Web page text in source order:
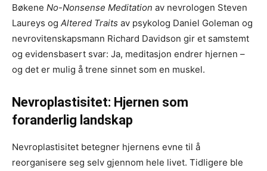
Bøkene No-Nonsense Meditation av nevrologen Steven
Laureys og Altered Traits av psykolog Daniel Goleman og
nevrovitenskapsmann Richard Davidson gir et samstemt
og evidensbasert svar: Ja, meditasjon endrer hjernen –
og det er mulig å trene sinnet som en muskel.
Nevroplastisitet: Hjernen som
foranderlig landskap
Nevroplastisitet betegner hjernens evne til å
reorganisere seg selv gjennom hele livet. Tidligere ble